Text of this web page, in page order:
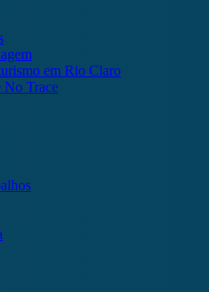
em Rio Claro
No Trace